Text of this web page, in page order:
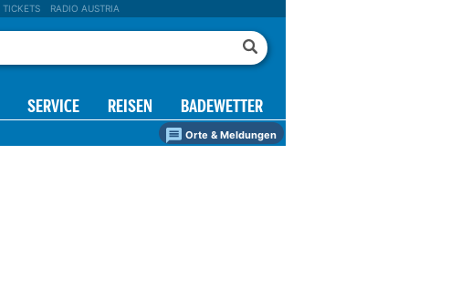
TICKETS RADIO AUSTRIA
SERVICE REISEN BADEWETTER
Orte & Meldungen